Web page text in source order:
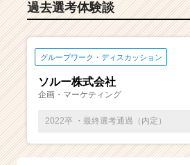
験
覧
ベ
ン
チ
ー・
成
過去選考体験談
グループワーク・ディスカッション
ソルー株式会社
企画・マーケティング
2022卒 ・最終選考通過（内定）